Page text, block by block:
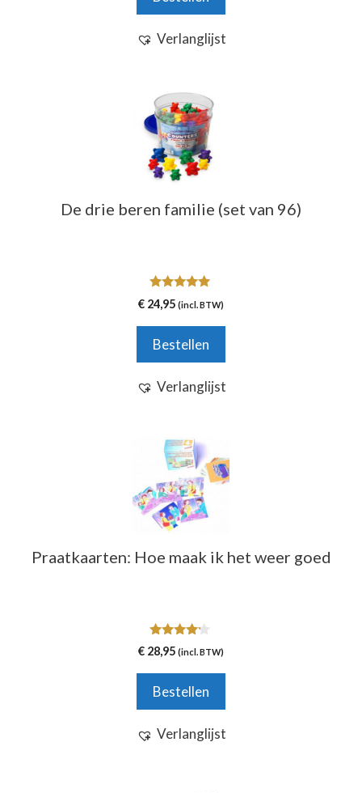
Verlanglijst
De drie beren familie (set van 96)
5.00
van 5
€ 24,95 (incl. BTW)
Bestellen
Verlanglijst
Praatkaarten: Hoe maak ik het weer goed
4.00
van 5
€ 28,95 (incl. BTW)
Bestellen
Verlanglijst